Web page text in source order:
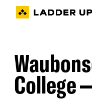
College